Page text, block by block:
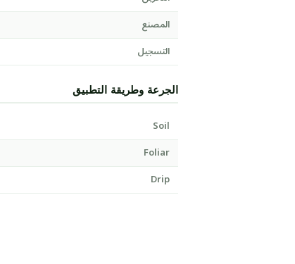
المصنع
التسجيل
الجرعة وطريقة التطبيق
Soil
Foliar
Drip